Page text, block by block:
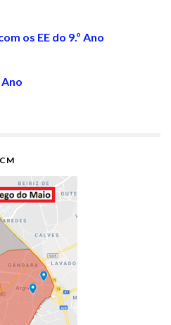
os EE do 9.º Ano
Ano